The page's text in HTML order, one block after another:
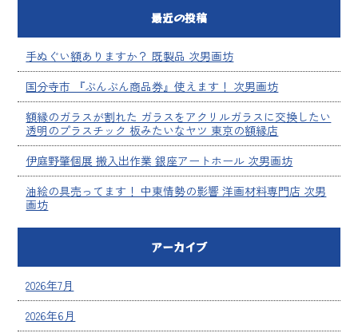
最近の投稿
手ぬぐい額ありますか？ 既製品 次男画坊
国分寺市 『ぶんぶん商品券』使えます！ 次男画坊
額縁のガラスが割れた ガラスをアクリルガラスに交換したい
透明のプラスチック 板みたいなヤツ 東京の額縁店
伊庭野肇個展 搬入出作業 銀座アートホール 次男画坊
油絵の具売ってます！ 中東情勢の影響 洋画材料専門店 次男
画坊
アーカイブ
2026年7月
2026年6月